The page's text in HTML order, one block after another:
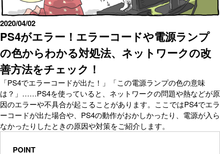
PS4がエラー！エラーコードや電源ランプ
の色からわかる対処法、ネットワークの改
善方法をチェック！
2020/04/02
「PS4でエラーコードが出た！」「この電源ランプの色の意味
は？」……PS4を使っていると、ネットワークの問題や熱などが原
因のエラーや不具合が起こることがあります。ここではPS4でエラ
ーコードが出た場合や、PS4の動作がおかしかったり、電源が入ら
なかったりしたときの原因や対策をご紹介します。
POINT